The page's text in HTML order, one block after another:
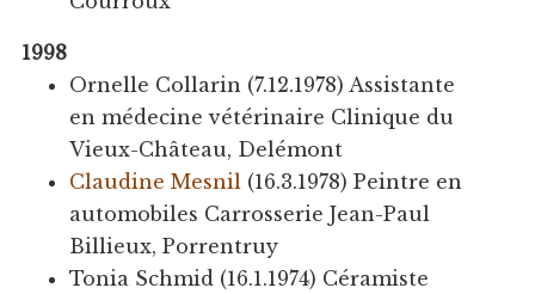
1998
Ornelle Collarin (7.12.1978) Assistante
en médecine vétérinaire Clinique du
Vieux-Château, Delémont
Claudine Mesnil (16.3.1978) Peintre en
automobiles Carrosserie Jean-Paul
Billieux, Porrentruy
Tonia Schmid (16.1.1974) Céramiste